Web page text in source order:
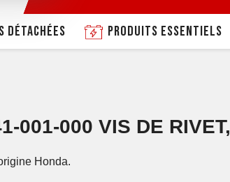
Produits essentiels
détachées
001-000 VIS DE RIVET,
Honda.